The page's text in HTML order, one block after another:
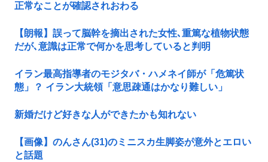
正常なことが確認されおわる
【朗報】誤って脳幹を摘出された女性､重篤な植物状態
だが､意識は正常で何かを思考していると判明
イラン最高指導者のモジタバ・ハメネイ師が「危篤状
態」？ イラン大統領「意思疎通はかなり難しい」
新婚だけど好きな人ができたかも知れない
【画像】のんさん(31)のミニスカ生脚姿が意外とエロい
と話題